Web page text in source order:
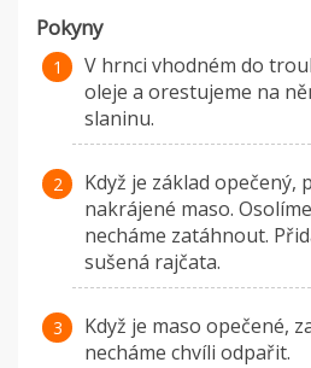
Pokyny
V hrnci vhodném do
oleje a orestujeme na
slaninu.
Když je základ opečený,
nakrájené maso.
necháme zatáhnout.
sušená rajčata.
Když je maso opečené,
necháme chvíli odpařit.